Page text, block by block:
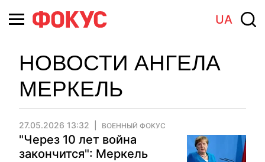
UA
НОВОСТИ АНГЕЛА
МЕРКЕЛЬ
27.05.2026 13:32 ВОЕННЫЙ ФОКУС
"Через 10 лет война
закончится": Меркель